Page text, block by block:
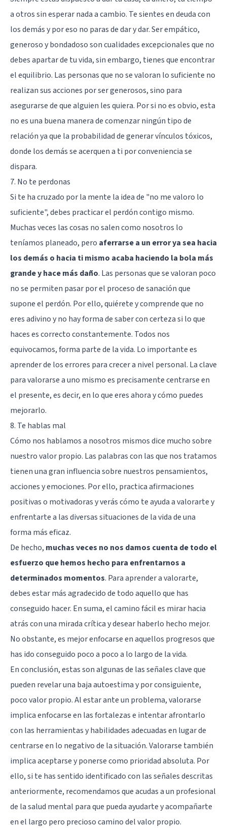
a otros sin esperar nada a cambio. Te sientes en deuda con
los demás y por eso no paras de dar y dar. Ser empático,
generoso y bondadoso son cualidades excepcionales que no
debes apartar de tu vida, sin embargo, tienes que encontrar
el equilibrio. Las personas que no se valoran lo suficiente no
realizan sus acciones por ser generosos, sino para
asegurarse de que alguien les quiera. Por si no es obvio, esta
no es una buena manera de comenzar ningún tipo de
relación ya que la probabilidad de generar vínculos tóxicos,
donde los demás se acerquen a ti por conveniencia se
dispara.
7. No te perdonas
Si te ha cruzado por la mente la idea de "no me valoro lo
suficiente", debes practicar el perdón contigo mismo.
Muchas veces las cosas no salen como nosotros lo
teníamos planeado, pero aferrarse a un error ya sea hacia
los demás o hacia ti mismo acaba haciendo la bola más
grande y hace más daño. Las personas que se valoran poco
no se permiten pasar por el proceso de sanación que
supone el perdón. Por ello, quiérete y comprende que no
eres adivino y no hay forma de saber con certeza si lo que
haces es correcto constantemente. Todos nos
equivocamos, forma parte de la vida. Lo importante es
aprender de los errores para crecer a nivel personal. La clave
para valorarse a uno mismo es precisamente centrarse en
el presente, es decir, en lo que eres ahora y cómo puedes
mejorarlo.
8. Te hablas mal
Cómo nos hablamos a nosotros mismos dice mucho sobre
nuestro valor propio. Las palabras con las que nos tratamos
tienen una gran influencia sobre nuestros pensamientos,
acciones y emociones. Por ello, practica afirmaciones
positivas o motivadoras y verás cómo te ayuda a valorarte y
enfrentarte a las diversas situaciones de la vida de una
forma más eficaz.
De hecho, muchas veces no nos damos cuenta de todo el
esfuerzo que hemos hecho para enfrentarnos a
determinados momentos. Para aprender a valorarte,
debes estar más agradecido de todo aquello que has
conseguido hacer. En suma, el camino fácil es mirar hacia
atrás con una mirada crítica y desear haberlo hecho mejor.
No obstante, es mejor enfocarse en aquellos progresos que
has ido conseguido poco a poco a lo largo de la vida.
En conclusión, estas son algunas de las señales clave que
pueden revelar una baja autoestima y por consiguiente,
poco valor propio. Al estar ante un problema, valorarse
implica enfocarse en las fortalezas e intentar afrontarlo
con las herramientas y habilidades adecuadas en lugar de
centrarse en lo negativo de la situación. Valorarse también
implica aceptarse y ponerse como prioridad absoluta. Por
ello, si te has sentido identificado con las señales descritas
anteriormente, recomendamos que acudas a un profesional
de la salud mental para que pueda ayudarte y acompañarte
en el largo pero precioso camino del valor propio.